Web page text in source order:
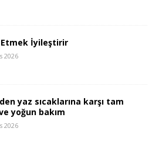
İyileştirir
2026
yaz sıcaklarına karşı tam
yoğun bakım
2026